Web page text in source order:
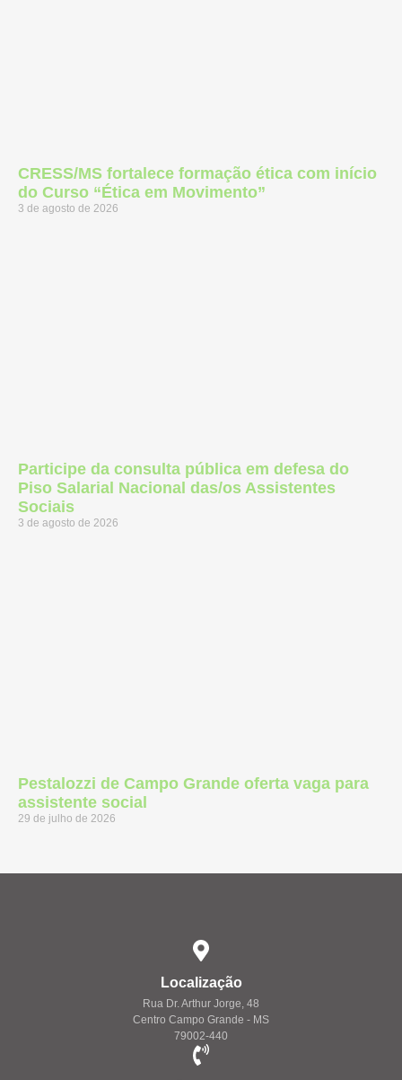
CRESS/MS fortalece formação ética com início
do Curso “Ética em Movimento”
3 de agosto de 2026
Participe da consulta pública em defesa do
Piso Salarial Nacional das/os Assistentes
Sociais
3 de agosto de 2026
Pestalozzi de Campo Grande oferta vaga para
assistente social
29 de julho de 2026
Localização
Rua Dr. Arthur Jorge, 48
Centro Campo Grande - MS
79002-440